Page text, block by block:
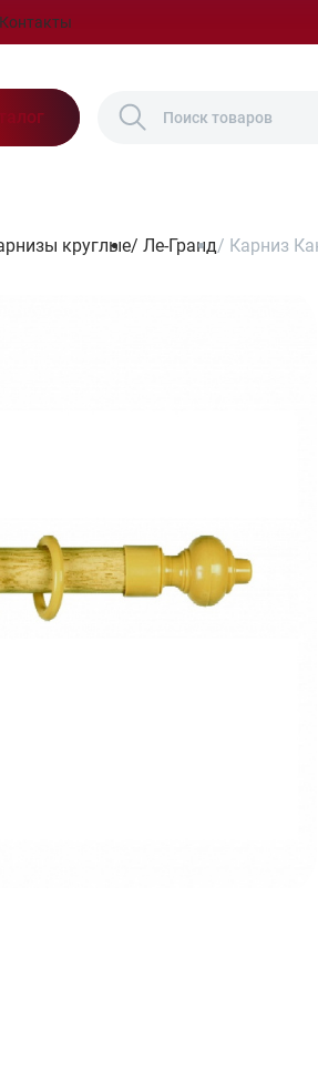
Контакты
круглые/ Ле-Гранд/ Карниз